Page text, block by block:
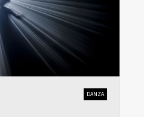
DANZA